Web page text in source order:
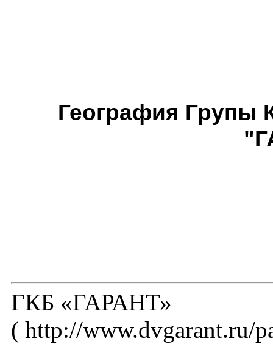
География Групы
ГКБ «ГАРАНТ»
( http://www.dvgarant.ru/